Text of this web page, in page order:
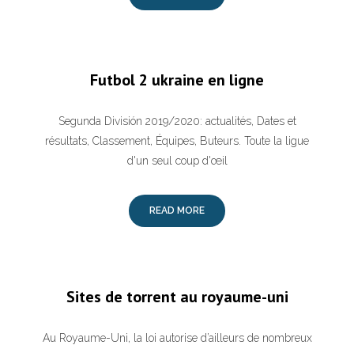
Futbol 2 ukraine en ligne
Segunda División 2019/2020: actualités, Dates et
résultats, Classement, Équipes, Buteurs. Toute la ligue
d'un seul coup d'œil
READ MORE
Sites de torrent au royaume-uni
Au Royaume-Uni, la loi autorise d’ailleurs de nombreux